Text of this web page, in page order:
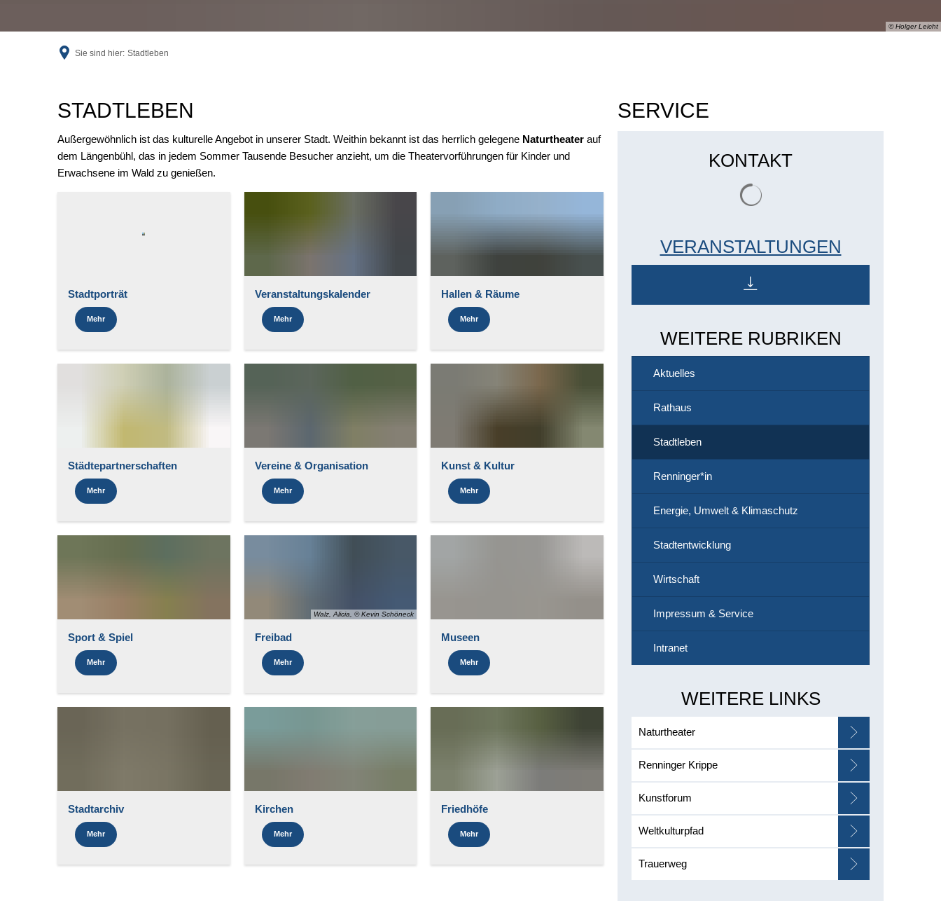
© Holger Leicht
Sie sind hier: Stadtleben
StadtlebenSTADTLEBEN
Außergewöhnlich ist das kulturelle Angebot in unserer Stadt. Weithin bekannt ist das herrlich gelegene Naturtheater auf
dem Längenbühl, das in jedem Sommer Tausende Besucher anzieht, um die Theatervorführungen für Kinder und
Erwachsene im Wald zu genießen.
Stadtporträt
Mehr
Veranstaltungskalender
Mehr
Hallen & Räume
Mehr
Städtepartnerschaften
Mehr
Vereine & Organisation
Mehr
Kunst & Kultur
Mehr
Sport & Spiel
Mehr
Walz, Alicia, © Kevin Schöneck
Freibad
Mehr
Museen
Mehr
Stadtarchiv
Mehr
Kirchen
Mehr
Friedhöfe
Mehr
SERVICE
KONTAKT
VERANSTALTUNGEN
WEITERE RUBRIKEN
Aktuelles
Rathaus
Stadtleben
Renninger*in
Energie, Umwelt & Klimaschutz
Stadtentwicklung
Wirtschaft
Impressum & Service
Intranet
WEITERE LINKS
Naturtheater
Renninger Krippe
Kunstforum
Weltkulturpfad
Trauerweg